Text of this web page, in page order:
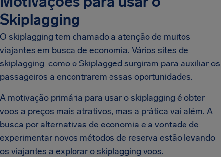
Skiplagging
O skiplagging tem chamado a atenção de muitos
viajantes em busca de economia. Vários sites de
skiplagging como o Skiplagged surgiram para auxiliar os
passageiros a encontrarem essas oportunidades.
A motivação primária para usar o skiplagging é obter
voos a preços mais atrativos, mas a prática vai além. A
busca por alternativas de economia e a vontade de
experimentar novos métodos de reserva estão levando
os viajantes a explorar o skiplagging voos.